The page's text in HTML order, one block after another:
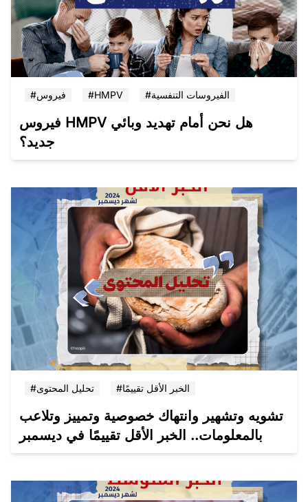
#فيروس #HMPV #الفيروسات التنفسية
فيروس HMPV هل نحن أمام تهديد وبائي
جديد؟
#تحليل المحتوى #الخبر الأقل تقييمًا
تشويه وتشهير وانتهاك خصوصية وتمييز وتلاعب
بالمعلومات.. الخبر الأقل تقييمًا في ديسمبر